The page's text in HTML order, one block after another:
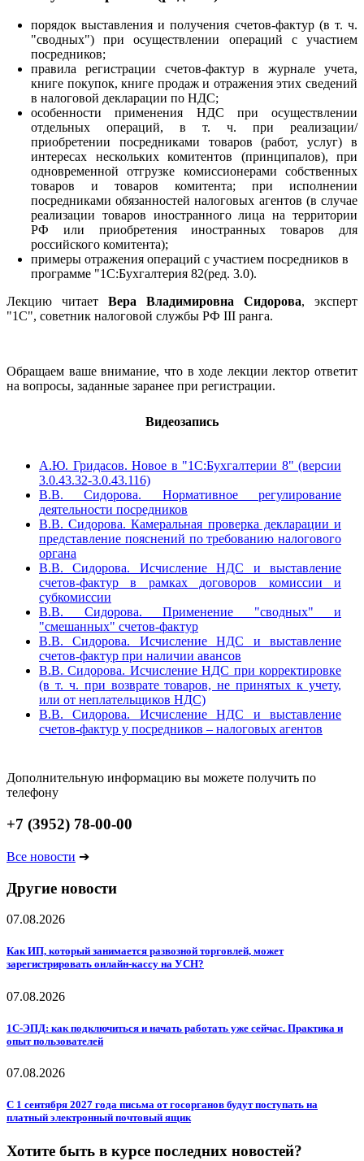
порядок выставления и получения счетов-фактур (в т. ч.
"сводных") при осуществлении операций с участием
посредников;
правила регистрации счетов-фактур в журнале учета,
книге покупок, книге продаж и отражения этих сведений
в налоговой декларации по НДС;
особенности применения НДС при осуществлении
отдельных операций, в т. ч. при реализации/
приобретении посредниками товаров (работ, услуг) в
интересах нескольких комитентов (принципалов), при
одновременной отгрузке комиссионерами собственных
товаров и товаров комитента; при исполнении
посредниками обязанностей налоговых агентов (в случае
реализации товаров иностранного лица на территории
РФ или приобретения иностранных товаров для
российского комитента);
примеры отражения операций с участием посредников в
программе "1С:Бухгалтерия 82(ред. 3.0).
Лекцию читает Вера Владимировна Сидорова, эксперт
"1С", советник налоговой службы РФ III ранга.
Обращаем ваше внимание, что в ходе лекции лектор ответит
на вопросы, заданные заранее при регистрации.
Видеозапись
А.Ю. Гридасов. Новое в "1С:Бухгалтерии 8" (версии
3.0.43.32-3.0.43.116)
В.В. Сидорова. Нормативное регулирование
деятельности посредников
В.В. Сидорова. Камеральная проверка декларации и
представление пояснений по требованию налогового
органа
В.В. Сидорова. Исчисление НДС и выставление
счетов-фактур в рамках договоров комиссии и
субкомиссии
В.В. Сидорова. Применение "сводных" и
"смешанных" счетов-фактур
В.В. Сидорова. Исчисление НДС и выставление
счетов-фактур при наличии авансов
В.В. Сидорова. Исчисление НДС при корректировке
(в т. ч. при возврате товаров, не принятых к учету,
или от неплательщиков НДС)
В.В. Сидорова. Исчисление НДС и выставление
счетов-фактур у посредников – налоговых агентов
Дополнительную информацию вы можете получить по
телефону
+7 (3952) 78-00-00
Все новости ➔
Другие новости
07.08.2026
Как ИП, который занимается развозной торговлей, может
зарегистрировать онлайн-кассу на УСН?
07.08.2026
1С-ЭПД: как подключиться и начать работать уже сейчас. Практика и
опыт пользователей
07.08.2026
С 1 сентября 2027 года письма от госорганов будут поступать на
платный электронный почтовый ящик
Хотите быть в курсе последних новостей?